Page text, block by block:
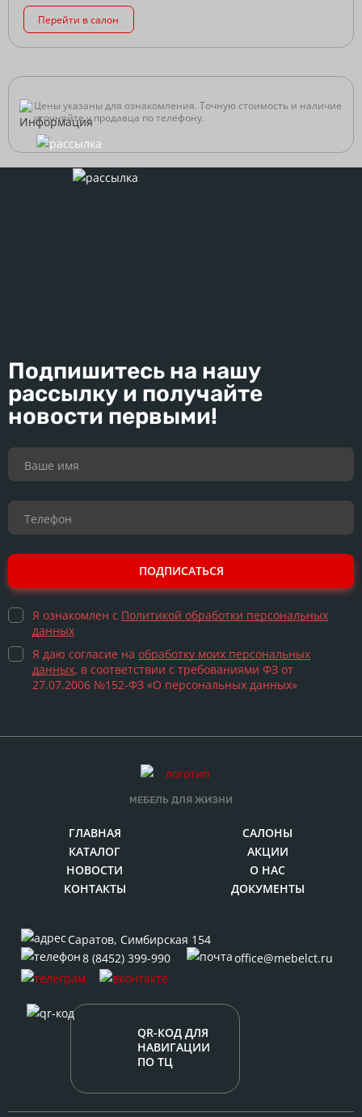
Перейти в салон
Цены указаны для ознакомления. Точную стоимость и наличие
уточняйте у продавца по телефону.
Подпишитесь на нашу
рассылку и получайте
новости первыми!
ПОДПИСАТЬСЯ
Я ознакомлен с Политикой обработки персональных
данных
Я даю согласие на обработку моих персональных
данных, в соответствии с требованиями ФЗ от
27.07.2006 №152-ФЗ «О персональных данных»
МЕБЕЛЬ ДЛЯ ЖИЗНИ
ГЛАВНАЯ
САЛОНЫ
КАТАЛОГ
АКЦИИ
НОВОСТИ
О НАС
КОНТАКТЫ
ДОКУМЕНТЫ
Саратов, Симбирская 154
8 (8452) 399-990
office@mebelct.ru
QR-КОД ДЛЯ
НАВИГАЦИИ
ПО ТЦ